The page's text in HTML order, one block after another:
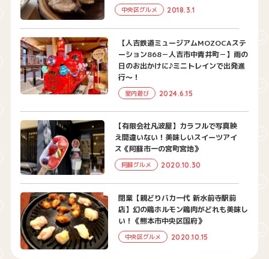
中央区グルメ 2018.3.1
【人吉鉄道ミュージアムMOZOCAステ
ーション868－人吉市中青井町－】雨の
日のお出かけに♪ミニトレインで出発進
行～！
室内遊び 2024.6.15
【有限会社凡波屋】カラフルで写真映
え間違いない！美味しいスイーツアイ
ス《阿蘇市一の宮町宮地》
阿蘇グルメ 2020.10.30
閉業【親どりバカ一代 新水前寺駅前
店】幻の鶏ホルモン鶏肉がどれも美味し
い！《熊本市中央区国府》
中央区グルメ 2020.10.15